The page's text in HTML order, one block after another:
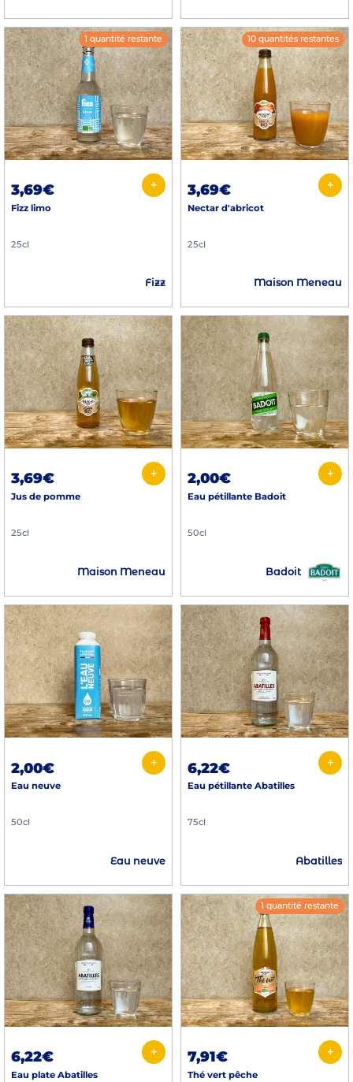
1 quantité restante
3,69€ +
Fizz limo
25cl
Fizz
10 quantités restantes
3,69€ +
Nectar d'abricot
25cl
Maison Meneau
3,69€ +
Jus de pomme
25cl
Maison Meneau
2,00€ +
Eau pétillante Badoit
50cl
Badoit
2,00€ +
Eau neuve
50cl
Eau neuve
6,22€ +
Eau pétillante Abatilles
75cl
Abatilles
6,22€ +
Eau plate Abatilles
1 quantité restante
7,91€ +
Thé vert pêche